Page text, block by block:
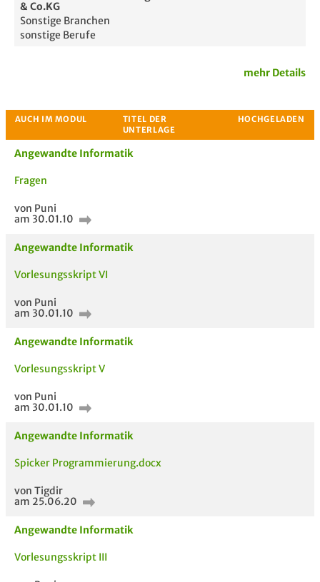
Passende Stellenanzeigen
& Co.KG
Sonstige Branchen
sonstige Berufe
mehr Details
Angewandte Informatik
Fragen
von Puni
am 30.01.10
Angewandte Informatik
Vorlesungsskript VI
von Puni
am 30.01.10
Angewandte Informatik
Vorlesungsskript V
von Puni
am 30.01.10
Angewandte Informatik
Spicker Programmierung.docx
von Tigdir
am 25.06.20
Angewandte Informatik
Vorlesungsskript III